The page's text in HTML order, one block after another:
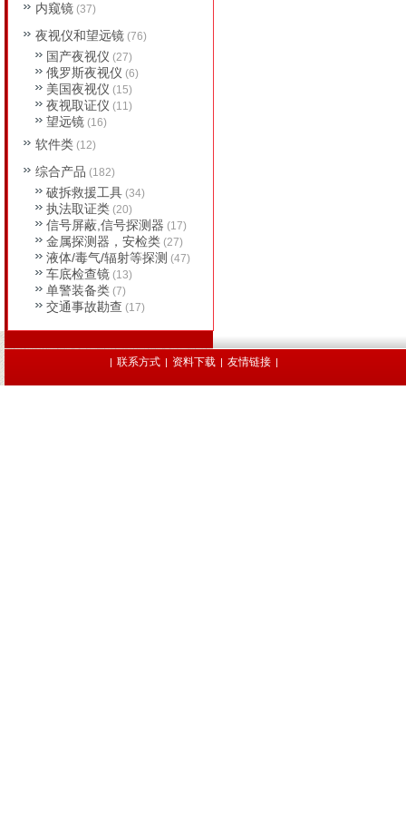
内窥镜 (37)
夜视仪和望远镜 (76)
国产夜视仪 (27)
俄罗斯夜视仪 (6)
美国夜视仪 (15)
夜视取证仪 (11)
望远镜 (16)
软件类 (12)
综合产品 (182)
破拆救援工具 (34)
执法取证类 (20)
信号屏蔽,信号探测器 (17)
金属探测器，安检类 (27)
液体/毒气/辐射等探测 (47)
车底检查镜 (13)
单警装备类 (7)
交通事故勘查 (17)
| 联系方式 | 资料下载 | 友情链接 |